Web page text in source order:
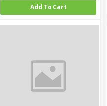
Add To Cart